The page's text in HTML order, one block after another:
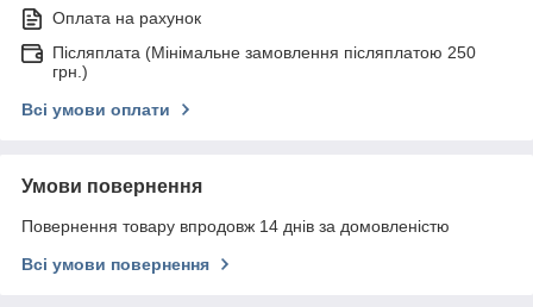
Оплата на рахунок
Післяплата (Мінімальне замовлення післяплатою 250
грн.)
Всі умови оплати
Умови повернення
Повернення товару впродовж 14 днів за домовленістю
Всі умови повернення